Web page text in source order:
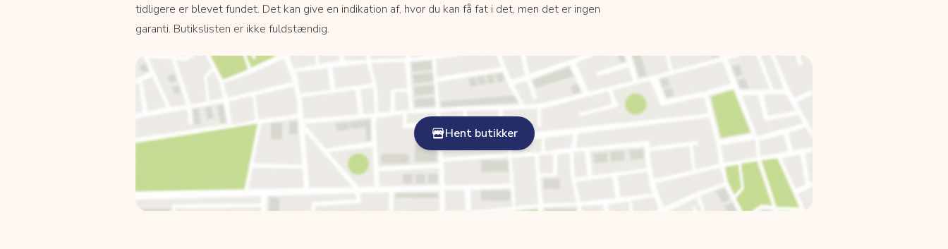
tidligere er blevet fundet. Det kan give en indikation af, hvor du kan få fat i det, men det er ingen
garanti. Butikslisten er ikke fuldstændig.
Hent butikker